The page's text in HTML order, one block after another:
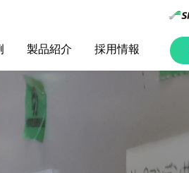
製品紹介 採用情報